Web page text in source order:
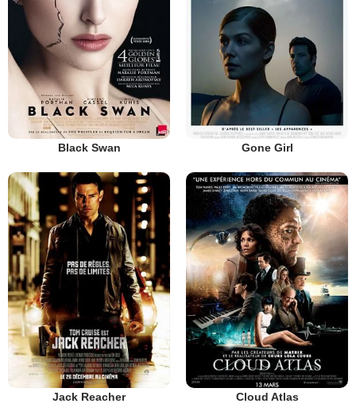
Black Swan Gone Girl
Jack Reacher Cloud Atlas